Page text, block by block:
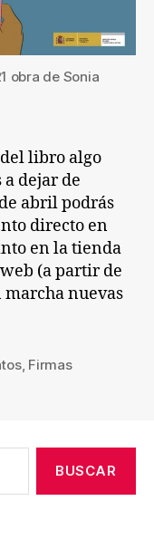
obra de Sonia
libro algo
dejar de
abril podrás
directo en
en la tienda
(a partir de
marcha nuevas
, Firmas